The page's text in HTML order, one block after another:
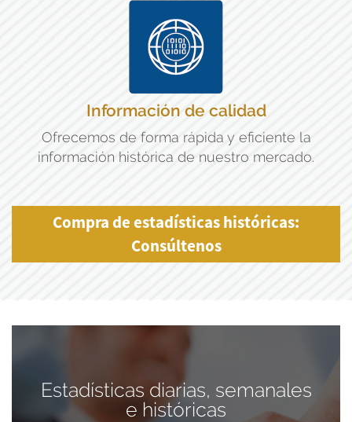
Información de calidad
Ofrecemos de forma rápida y eficiente la
información histórica de nuestro mercado.
Compra de estadísticas históricas:
Consúltenos
Estadísticas diarias, semanales
e históricas